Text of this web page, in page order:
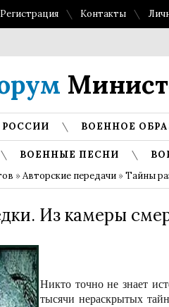
Регистрация Контакты
ВОЕННОЕ
ВОЕННЫЕ ПЕСНИ
»Авторские передачи »Тайны
Из камеры
Никто точно не знает
тысячи нераскрытых